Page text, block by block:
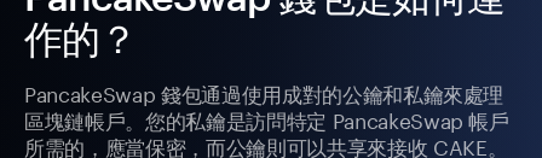
作的？
PancakeSwap 錢包通過使用成對的公鑰和私鑰來處理
區塊鏈帳戶。您的私鑰是訪問特定 PancakeSwap 帳戶
所需的，應當保密，而公鑰則可以共享來接收 CAKE。